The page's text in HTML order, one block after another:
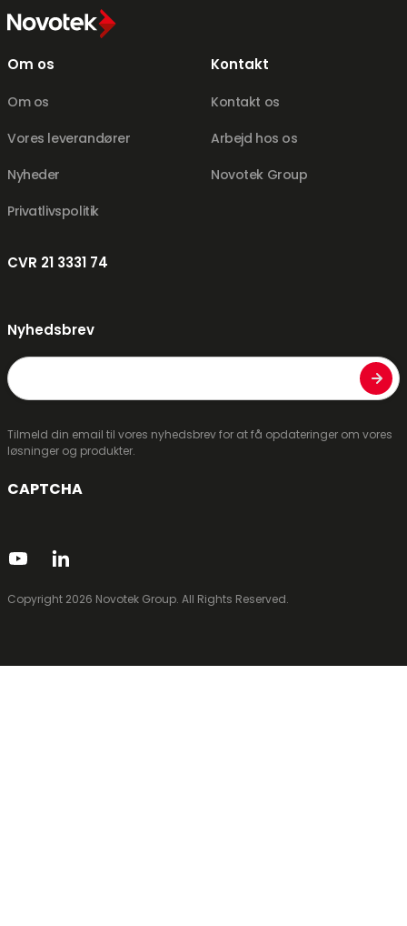
Om os
Om os
Vores leverandører
Nyheder
Privatlivspolitik
Kontakt
Kontakt os
Arbejd hos os
Novotek Group
CVR 21 3331 74
Nyhedsbrev
E-
mail
Tilmeld din email til vores nyhedsbrev for at få opdateringer om vores
løsninger og produkter.
CAPTCHA
Copyright 2026 Novotek Group. All Rights Reserved.